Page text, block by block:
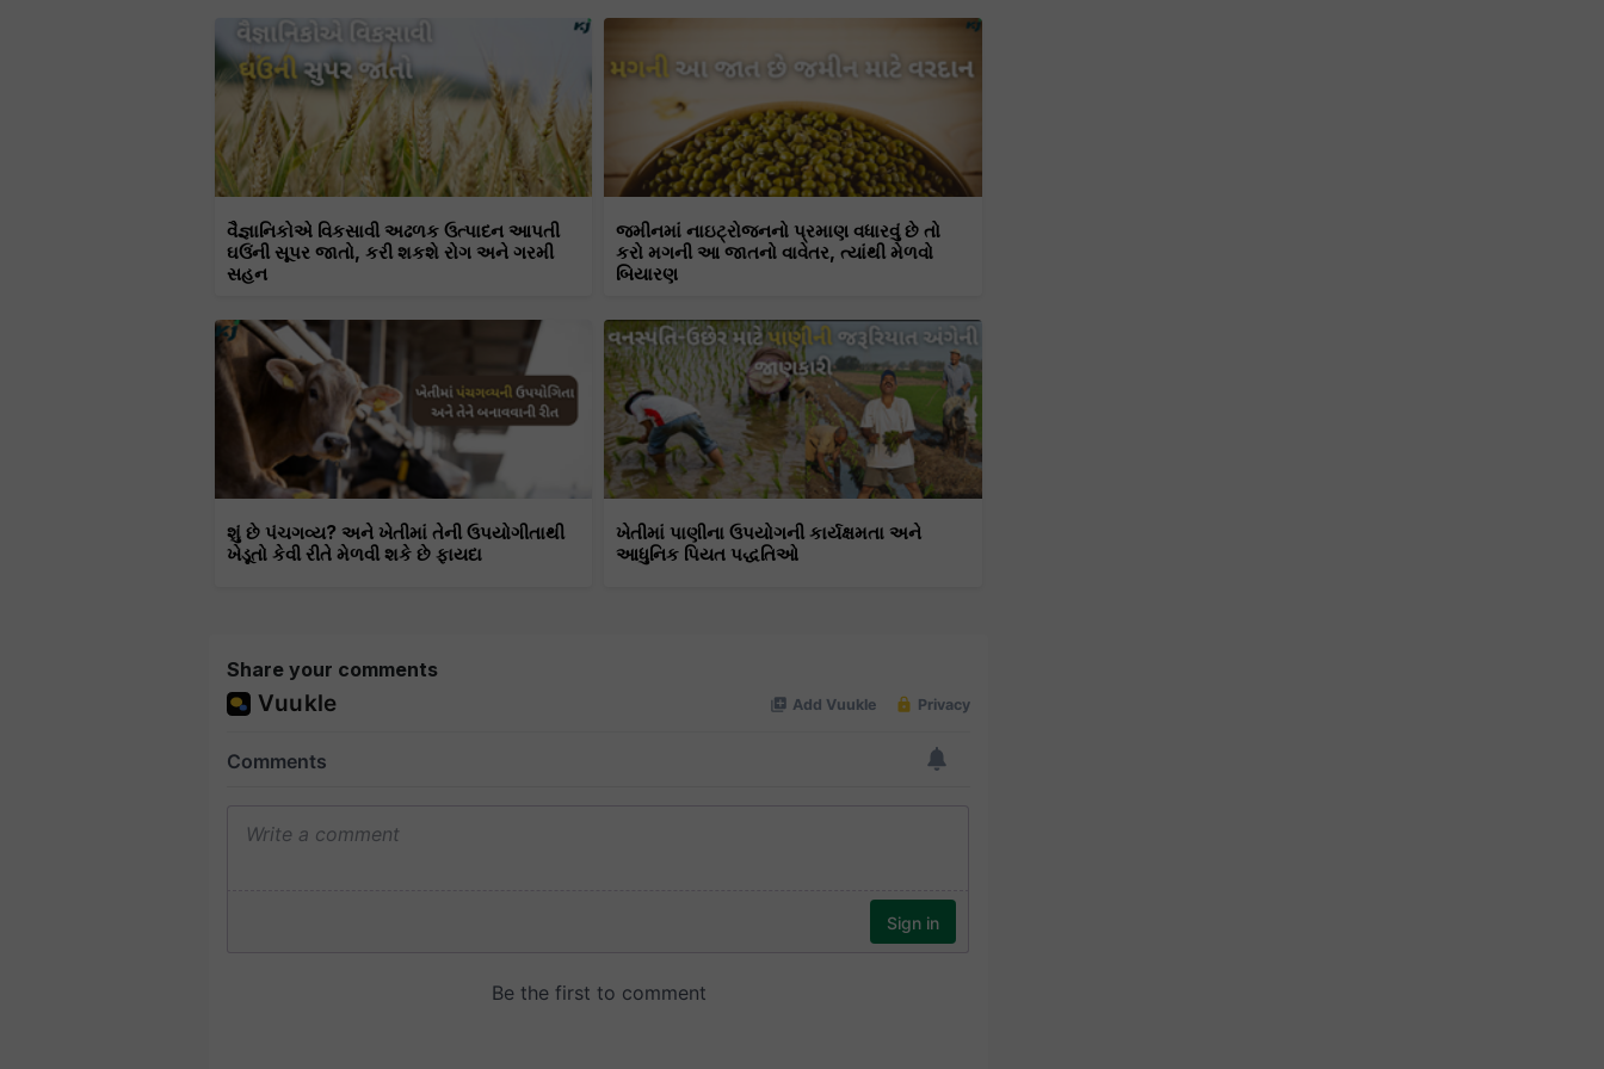
વૈજ્ઞાનિકોએ વિકસાવી અઢળક ઉત્પાદન આપતી
ઘઉંની સૂપર જાતો, કરી શકશે રોગ અને ગરમી
સહન
જમીનમાં નાઇટ્રોજનનો પ્રમાણ વધારવું છે તો
કરો મગની આ જાતનો વાવેતર, ત્યાંથી મેળવો
બિયારણ
શું છે પંચગવ્ય? અને ખેતીમાં તેની ઉપયોગીતાથી
ખેડૂતો કેવી રીતે મેળવી શકે છે ફાયદા
ખેતીમાં પાણીના ઉપયોગની કાર્યક્ષમતા અને
આધુનિક પિયત પદ્ધતિઓ
Share your comments